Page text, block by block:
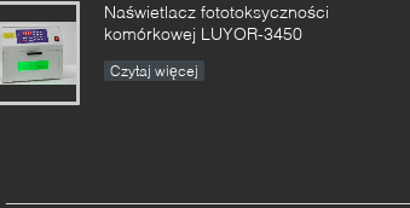
Naświetlacz fototoksyczności
komórkowej LUYOR-3450
Czytaj więcej